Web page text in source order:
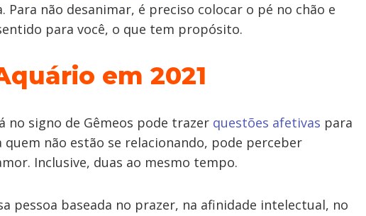
Para não desanimar, é preciso colocar o pé no chão e
para você, o que tem propósito.
em 2021
no signo de Gêmeos pode trazer questões afetivas para
quem não estão se relacionando, pode perceber
Inclusive, duas ao mesmo tempo.
pessoa baseada no prazer, na afinidade intelectual, no